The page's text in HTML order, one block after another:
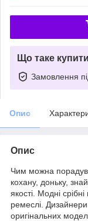
Що таке
Замовлення
Опис
Опис
Чим можна
кохану, доньку,
якості. Модні
ремеслі. Дизайнери
оригінальних